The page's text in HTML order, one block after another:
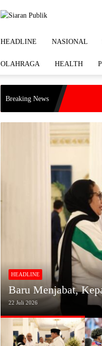
HEADLINE NASIONAL
OLAHRAGA HEALTH
Breaking News
Gol Tunggal Ferran
2026, Argentina
20 Juli 2026